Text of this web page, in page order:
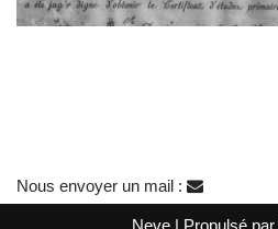
Nous envoyer un mail :
Neve | Propulsé par